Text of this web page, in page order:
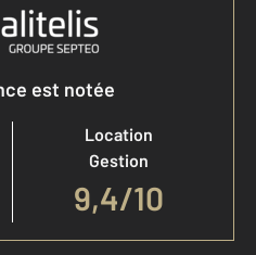
est notée
Location
Gestion
9,4/10